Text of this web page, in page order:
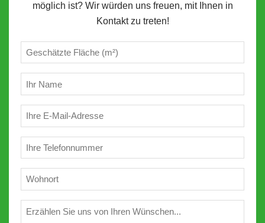
möglich ist? Wir würden uns freuen, mit Ihnen in
Kontakt zu treten!
m²
Name
Mail
(erforderlich)
(erforderlich)
Wünschen